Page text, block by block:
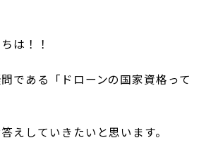
は！！
である「ドローンの国家資格って
えしていきたいと思います。